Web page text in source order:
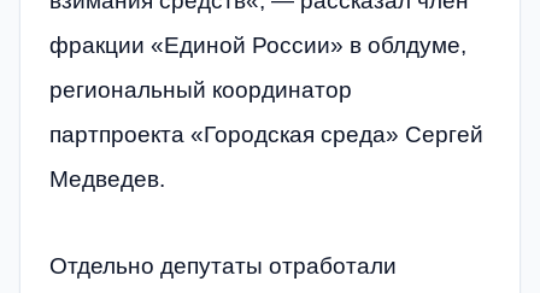
фракции «Единой России» в облдуме,
региональный координатор
партпроекта «Городская среда» Сергей
Медведев.
Отдельно депутаты отработали